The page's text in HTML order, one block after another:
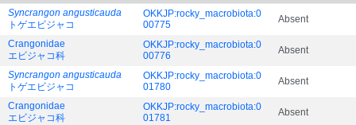
Syncrangon angusticauda
トゲエビジャコ
OKKJP:rocky_macrobiota:0
00775
Absent
Crangonidae
エビジャコ科
OKKJP:rocky_macrobiota:0
00776
Absent
Syncrangon angusticauda
トゲエビジャコ
OKKJP:rocky_macrobiota:0
01780
Absent
Crangonidae
エビジャコ科
OKKJP:rocky_macrobiota:0
01781
Absent